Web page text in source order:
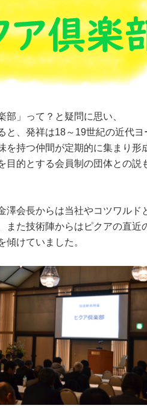
部」って？と疑問に思い、
と、発祥は18～19世紀の近代ヨ
を持つ仲間が定期的に集まり形
目的とする会員制の団体との説
澤会長からは当社やコツワルド
また技術陣からはピクアの直近
傾けていました。